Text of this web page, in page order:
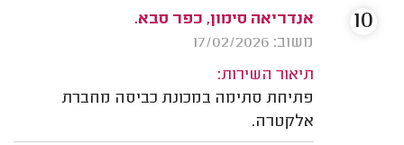
אנדריאה סימון, כפר סבא.
משוב: 17/02/2026
תיאור השירות:
פתיחת סתימה במכונת כביסה מחברת
אלקטרה.
10